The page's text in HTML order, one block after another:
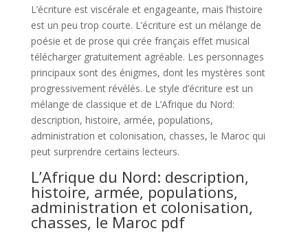
L’écriture est viscérale et engageante, mais l’histoire
est un peu trop courte. L’écriture est un mélange de
poésie et de prose qui crée français effet musical
télécharger gratuitement agréable. Les personnages
principaux sont des énigmes, dont les mystères sont
progressivement révélés. Le style d’écriture est un
mélange de classique et de L’Afrique du Nord:
description, histoire, armée, populations,
administration et colonisation, chasses, le Maroc qui
peut surprendre certains lecteurs.
L’Afrique du Nord: description,
histoire, armée, populations,
administration et colonisation,
chasses, le Maroc pdf